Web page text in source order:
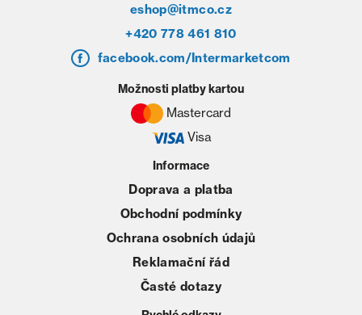
eshop@itmco.cz
+420 778 461 810
facebook.com/Intermarketcom
Informace
Doprava a platba
Obchodní podmínky
Ochrana osobních údajů
Reklamační řád
Časté dotazy
Možnosti platby kartou
Mastercard
Visa